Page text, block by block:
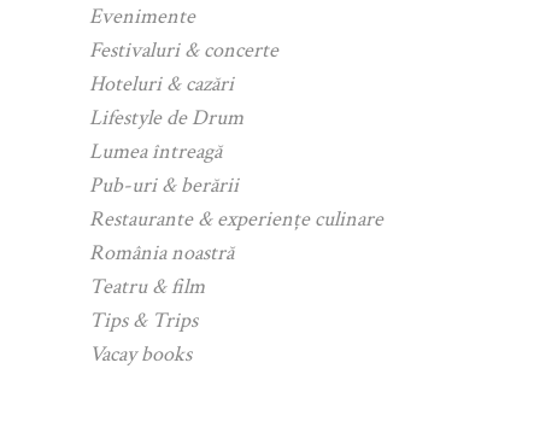
Evenimente
Festivaluri & concerte
Hoteluri & cazări
Lifestyle de Drum
Lumea întreagă
Pub-uri & berării
Restaurante & experiențe culinare
România noastră
Teatru & film
Tips & Trips
Vacay books